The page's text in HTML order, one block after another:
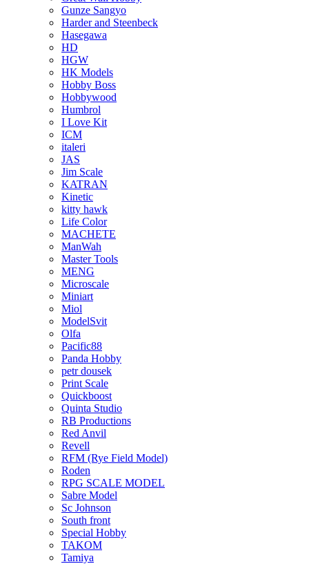
Gunze Sangyo
Harder and Steenbeck
Hasegawa
HD
HGW
HK Models
Hobby Boss
Hobbywood
Humbrol
I Love Kit
ICM
italeri
JAS
Jim Scale
KATRAN
Kinetic
kitty hawk
Life Color
MACHETE
ManWah
Master Tools
MENG
Microscale
Miniart
Miol
ModelSvit
Olfa
Pacific88
Panda Hobby
petr dousek
Print Scale
Quickboost
Quinta Studio
RB Productions
Red Anvil
Revell
RFM (Rye Field Model)
Roden
RPG SCALE MODEL
Sabre Model
Sc Johnson
South front
Special Hobby
TAKOM
Tamiya